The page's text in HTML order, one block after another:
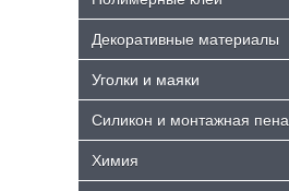
Декоративные материалы
Уголки и маяки
Силикон и монтажная пена
Химия